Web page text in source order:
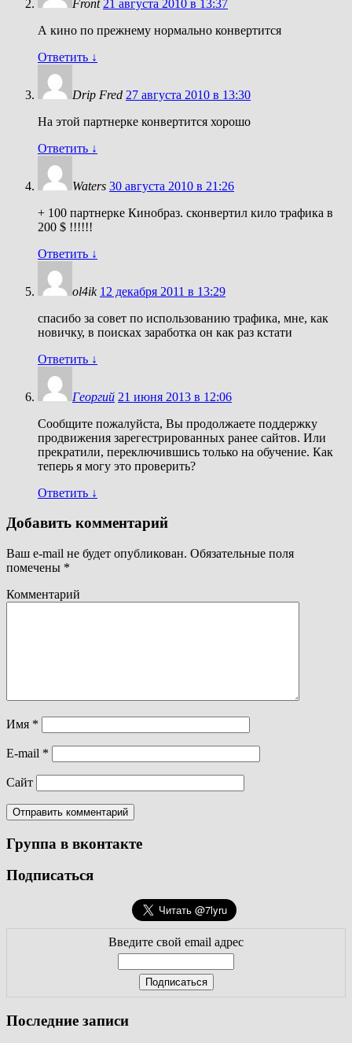
Front 21 августа 2010 в 13:37
А кино по прежнему нормально конвертится
Ответить ↓
Drip Fred 27 августа 2010 в 13:30
На этой партнерке конвертится хорошо
Ответить ↓
Waters 30 августа 2010 в 21:26
+ 100 партнерке Кинобраз. сконвертил кило трафика в
200 $ !!!!!!
Ответить ↓
ol4ik 12 декабря 2011 в 13:29
спасибо за совет по использованию трафика, мне, как
новичку, в поисках заработка он как раз кстати
Ответить ↓
Георгий 21 июня 2013 в 12:06
Сообщите пожалуйста, Вы продолжаете поддержку
продвижения зарегестрированных ранее сайтов. Или
прекратили, переключившись только на обучение. Как
теперь я могу это проверить?
Ответить ↓
Добавить комментарий
Ваш e-mail не будет опубликован. Обязательные поля
помечены *
Комментарий
Имя *
E-mail *
Сайт
Группа в вконтакте
Подписаться
Введите свой email адрес
Последние записи